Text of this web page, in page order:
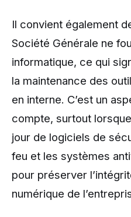
Il convient également
Société Générale ne
informatique, ce qui
la maintenance des
en interne. C’est un
compte, surtout
jour de logiciels de
feu et les systèmes
pour préserver
numérique de